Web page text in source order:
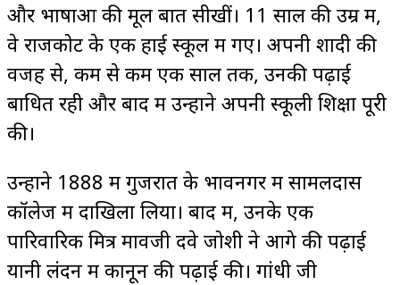
और भाषाओं की मूल बातें सीखीं। 11 साल की उम्र में,
वे राजकोट के एक हाई स्कूल में गए। अपनी शादी की
वजह से, कम से कम एक साल तक, उनकी पढ़ाई
बाधित रही और बाद में उन्होंने अपनी स्कूली शिक्षा पूरी
की।
उन्होंने 1888 में गुजरात के भावनगर में सामलदास
कॉलेज में दाखिला लिया। बाद में, उनके एक
पारिवारिक मित्र मावजी दवे जोशी ने आगे की पढ़ाई
यानी लंदन में कानून की पढ़ाई की। गांधी जी